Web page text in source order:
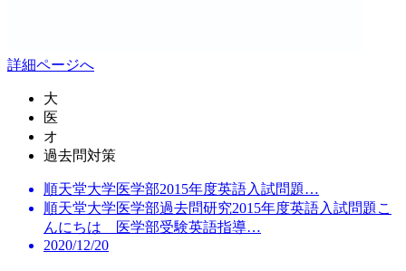
詳細ページへ
大
医
オ
過去問対策
順天堂大学医学部2015年度英語入試問題…
順天堂大学医学部過去問研究2015年度英語入試問題こ
んにちは 医学部受験英語指導…
2020/12/20